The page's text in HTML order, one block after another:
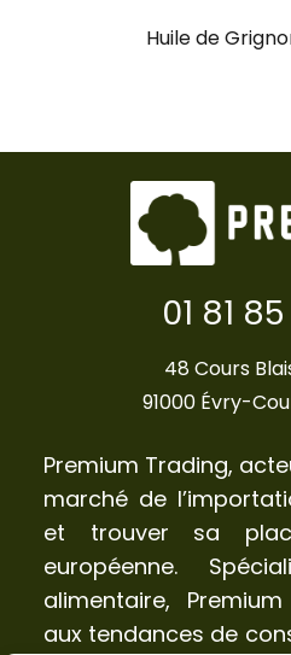
Huile de
01 81
48 Cours
91000 Évry-
Premium Trading,
marché de
et trouver sa
européenne.
alimentaire,
aux tendances de